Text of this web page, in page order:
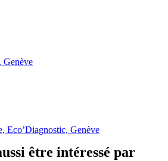
Genève
Eco’Diagnostic, Genève
être intéressé par